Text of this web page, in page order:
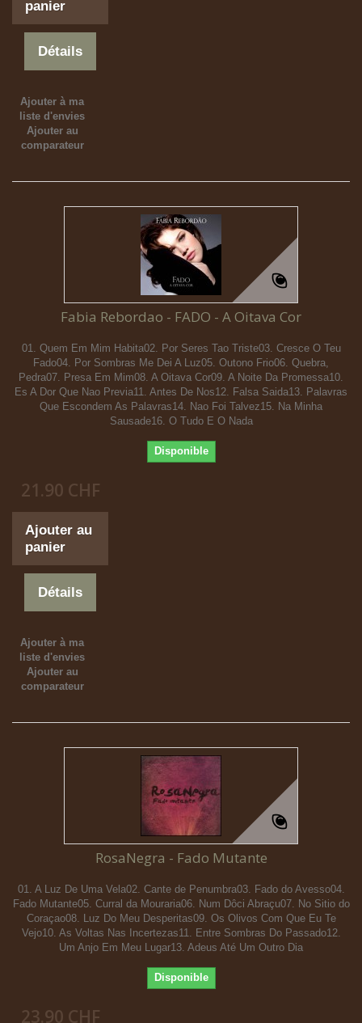
panier
Détails
Ajouter à ma
liste d'envies
Ajouter au
comparateur
Fabia Rebordao - FADO - A Oitava Cor
01. Quem Em Mim Habita02. Por Seres Tao Triste03. Cresce O Teu
Fado04. Por Sombras Me Dei A Luz05. Outono Frio06. Quebra,
Pedra07. Presa Em Mim08. A Oitava Cor09. A Noite Da Promessa10.
Es A Dor Que Nao Previa11. Antes De Nos12. Falsa Saida13. Palavras
Que Escondem As Palavras14. Nao Foi Talvez15. Na Minha
Sausade16. O Tudo E O Nada
Disponible
21.90 CHF
Ajouter au
panier
Détails
Ajouter à ma
liste d'envies
Ajouter au
comparateur
RosaNegra - Fado Mutante
01. A Luz De Uma Vela02. Cante de Penumbra03. Fado do Avesso04.
Fado Mutante05. Curral da Mouraria06. Num Dôci Abraçu07. No Sitio do
Coraçao08. Luz Do Meu Desperitas09. Os Olivos Com Que Eu Te
Vejo10. As Voltas Nas Incertezas11. Entre Sombras Do Passado12.
Um Anjo Em Meu Lugar13. Adeus Até Um Outro Dia
Disponible
23.90 CHF